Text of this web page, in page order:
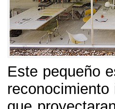
Este pequeño